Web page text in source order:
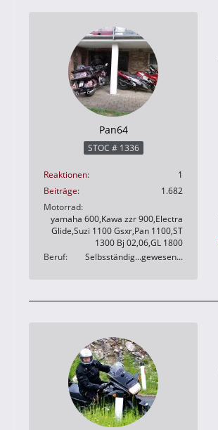
Pan64
STOC # 1336
Reaktionen
1
Beiträge
1.682
Motorrad
yamaha 600,Kawa zzr 900,Electra
Glide,Suzi 1100 Gsxr,Pan 1100,ST
1300 Bj 02,06,GL 1800
Beruf
Selbsständig...gewesen...